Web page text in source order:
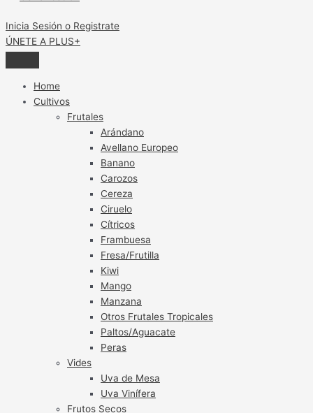
Inicia Sesión o Registrate
ÚNETE A PLUS+
Home
Cultivos
Frutales
Arándano
Avellano Europeo
Banano
Carozos
Cereza
Ciruelo
Cítricos
Frambuesa
Fresa/Frutilla
Kiwi
Mango
Manzana
Otros Frutales Tropicales
Paltos/Aguacate
Peras
Vides
Uva de Mesa
Uva Vinífera
Frutos Secos